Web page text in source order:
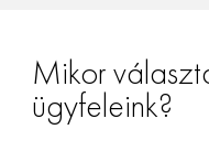
Mikor
ügyfeleink?